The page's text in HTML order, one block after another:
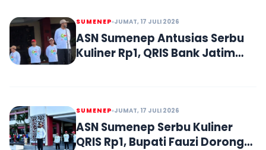
SUMENEP JUMAT, 17 JULI 2026
ASN Sumenep Antusias Serbu
Kuliner Rp1, QRIS Bank Jatim
SUMENEP JUMAT, 17 JULI 2026
ASN Sumenep Serbu Kuliner
QRIS Rp1, Bupati Fauzi Dorong